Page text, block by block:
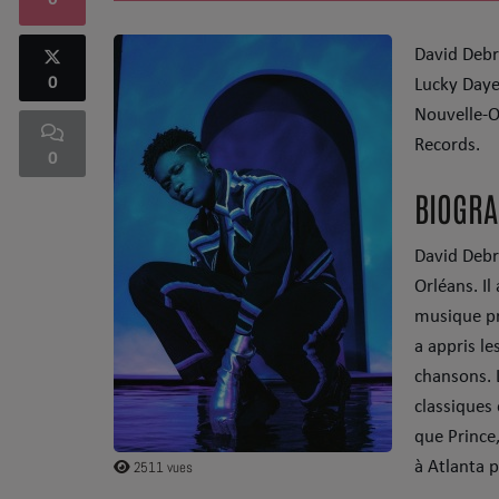
SOUL ADDICT PLAY
Flash News
5 bonnes raisons
Dans ton Téléphone
Première Fois
URBAN CULTURE
0
0
2511 vues
David
Lucky
Nouvelle-
Records.
David
Orléans. Il
musique
a appris
chansons.
que Prince,
à Atlanta